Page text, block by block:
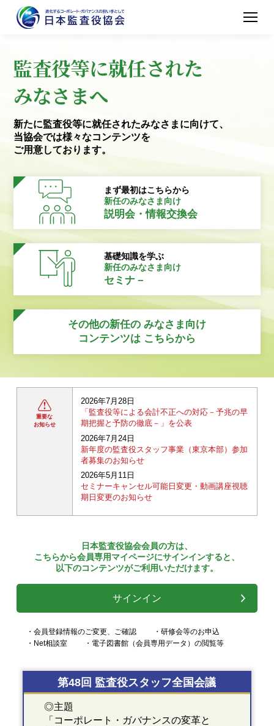
監査役等に就任された
みなさまへ
新たに監査役等に就任されたみなさまに向けて、
当協会では様々なコンテンツを
ご用意しております。
まず最初はこちらから
新任のみなさま向け
説明会・情報交換会
基礎知識を学ぶ
新任のみなさま向け
セミナ－
その他の新任の みなさま向け
コンテンツは こちらから
重要な
お知らせ
2026年7月28日
「監査役等による会計不正への対応－予兆の早
期把握と予防の徹底－」を公表
2026年7月24日
新年度の監査役スタッフ事業（東京本部）参加
者募集のお知らせ
2026年5月11日
セミナーキャンセル可能日変更・動画講座視聴
期日変更のお知らせ
日本監査役協会会員の方は、
こちらから会員専用マイページにサインインすると、
以下のコンテンツがご利用いただけます。
サインイン
・会員登録情報のご変更、ご確認
・研修会等のお申込
・Net相談室
・電子図書館（会員専用データ）の閲覧等
第48回 監査役スタッフ全国会議
◎主題
「コーポレート・ガバナンスの変革と